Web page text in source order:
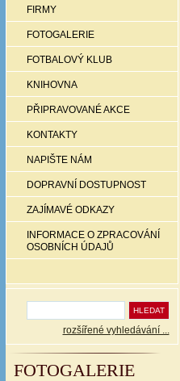
FIRMY
FOTOGALERIE
FOTBALOVÝ KLUB
KNIHOVNA
PŘIPRAVOVANÉ AKCE
KONTAKTY
NAPIŠTE NÁM
DOPRAVNÍ DOSTUPNOST
ZAJÍMAVÉ ODKAZY
INFORMACE O ZPRACOVÁNÍ
OSOBNÍCH ÚDAJŮ
rozšířené vyhledávání ...
FOTOGALERIE